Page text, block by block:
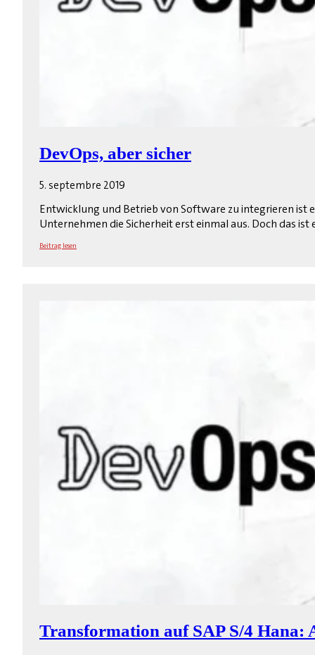
DevOps, aber sicher
5. septembre 2019
Entwicklung und Betrieb von Software zu integrieren ist
Unternehmen die Sicherheit erst einmal aus. Doch das ist
Beitrag lesen
Transformation auf SAP S/4